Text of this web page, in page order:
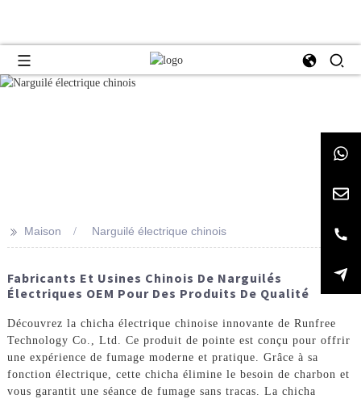
>> Maison Narguilé électrique chinois
Fabricants Et Usines Chinois De Narguilés
Électriques OEM Pour Des Produits De Qualité
Découvrez la chicha électrique chinoise innovante de Runfree
Technology Co., Ltd. Ce produit de pointe est conçu pour offrir
une expérience de fumage moderne et pratique. Grâce à sa
fonction électrique, cette chicha élimine le besoin de charbon et
vous garantit une séance de fumage sans tracas. La chicha